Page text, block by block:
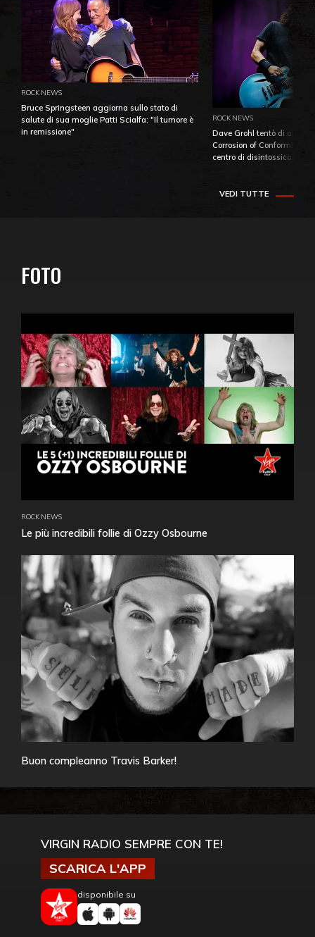
ROCK NEWS
Bruce Springsteen aggiorna sullo stato di
salute di sua moglie Patti Scialfa: "Il tumore è
in remissione"
ROCK NEWS
Dave Grohl tentò di
Corrosion of Conformity
centro di
VEDI TUTTE
FOTO
ROCK NEWS
Le più incredibili follie di Ozzy Osbourne
Buon compleanno Travis Barker!
VIRGIN RADIO SEMPRE CON TE!
SCARICA L'APP
disponibile su